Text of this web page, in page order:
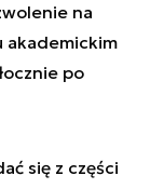
na
akademickim
po
się z części